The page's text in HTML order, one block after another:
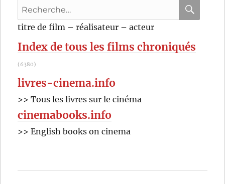
Recherche
pour
:
titre de film – réalisateur – acteur
Index de tous les films chroniqués
(6380)
livres-cinema.info
>> Tous les livres sur le cinéma
cinemabooks.info
>> English books on cinema